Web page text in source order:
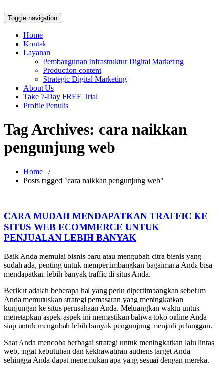
Toggle navigation
Home
Kontak
Layanan
Pembangunan Infrastruktur Digital Marketing
Production content
Strategic Digital Marketing
About Us
Take 7-Day FREE Trial
Profile Penulis
Tag Archives: cara naikkan
pengunjung web
Home /
Posts tagged "cara naikkan pengunjung web"
CARA MUDAH MENDAPATKAN TRAFFIC KE
SITUS WEB ECOMMERCE UNTUK
PENJUALAN LEBIH BANYAK
Baik Anda memulai bisnis baru atau mengubah citra bisnis yang
sudah ada, penting untuk mempertimbangkan bagaimana Anda bisa
mendapatkan lebih banyak traffic di situs Anda.
Berikut adalah beberapa hal yang perlu dipertimbangkan sebelum
Anda memutuskan strategi pemasaran yang meningkatkan
kunjungan ke situs perusahaan Anda. Meluangkan waktu untuk
menetapkan aspek-aspek ini memastikan bahwa toko online Anda
siap untuk mengubah lebih banyak pengunjung menjadi pelanggan.
Saat Anda mencoba berbagai strategi untuk meningkatkan lalu lintas
web, ingat kebutuhan dan kekhawatiran audiens target Anda
sehingga Anda dapat menemukan apa yang sesuai dengan mereka.